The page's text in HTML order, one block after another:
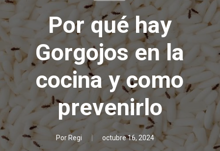
Por qué hay
Gorgojos en la
cocina y como
prevenirlo
Por Regi octubre 16, 2024